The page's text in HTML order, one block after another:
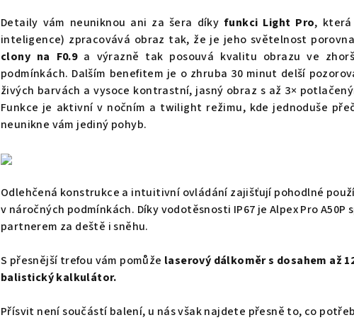
Detaily vám neuniknou ani za šera díkyfunkci Light Pro, která
inteligence) zpracovává obraz tak, že je jeho světelnost
clony na F0.9a výrazně tak posouvá kvalitu obrazu ve
podmínkách. Dalším benefitem je o zhruba 30 minut delší
živých barvách a vysoce kontrastní, jasný obraz s až 3×
Funkce je aktivní v nočním a twilight režimu, kde jednoduše
neunikne vám jediný pohyb.
Odlehčená konstrukce a intuitivní ovládání zajišťují pohodlné
v náročných podmínkách. Díky vodotěsnosti IP67 je Alpex Pro A50P
partnerem za deště i sněhu.
S přesnější trefou vám pomůže laserový dálkoměr s dosahem až
balistický kalkulátor.
Přísvit není součástí balení, u nás však najdete přesně to, co